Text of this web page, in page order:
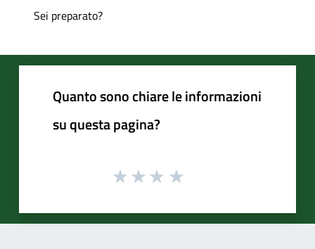
Sei preparato?
Quanto sono chiare le informazioni
su questa pagina?